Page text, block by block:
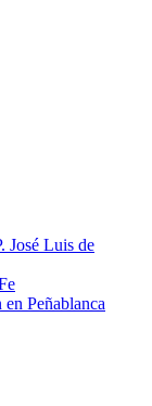
José Luis de
Peñablanca